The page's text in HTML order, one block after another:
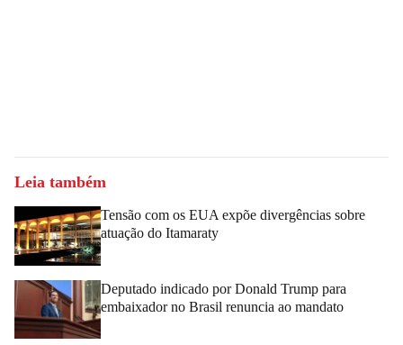
Leia também
Tensão com os EUA expõe divergências sobre
atuação do Itamaraty
Deputado indicado por Donald Trump para
embaixador no Brasil renuncia ao mandato